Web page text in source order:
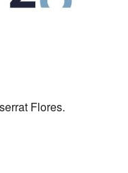
Flores.